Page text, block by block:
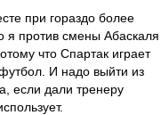
при гораздо более
я против смены Абаскаля
что Спартак играет
И надо выйти из
если дали тренеру